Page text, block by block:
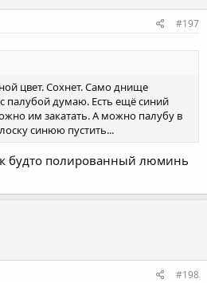
#197
цвет. Сохнет. Само днище
палубой думаю. Есть ещё синий
им закатать. А можно палубу в
синюю пустить...
будто полированный люминь
#198